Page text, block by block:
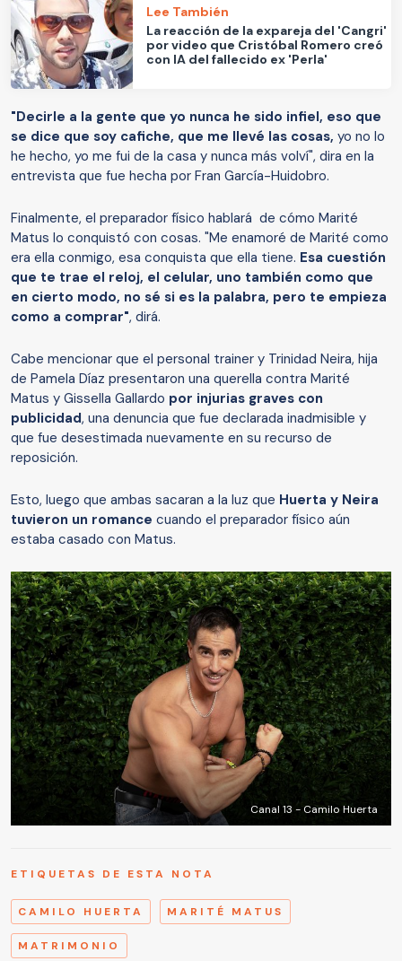
Lee También
La reacción de la expareja del 'Cangri'
por video que Cristóbal Romero creó
con IA del fallecido ex 'Perla'
"Decirle a la gente que yo nunca he sido infiel, eso que
se dice que soy cafiche, que me llevé las cosas, yo no lo
he hecho, yo me fui de la casa y nunca más volví", dira en la
entrevista que fue hecha por Fran García-Huidobro.
Finalmente, el preparador físico hablará de cómo Marité
Matus lo conquistó con cosas. "Me enamoré de Marité como
era ella conmigo, esa conquista que ella tiene. Esa cuestión
que te trae el reloj, el celular, uno también como que
en cierto modo, no sé si es la palabra, pero te empieza
como a comprar", dirá.
Cabe mencionar que el personal trainer y Trinidad Neira, hija
de Pamela Díaz presentaron una querella contra Marité
Matus y Gissella Gallardo por injurias graves con
publicidad, una denuncia que fue declarada inadmisible y
que fue desestimada nuevamente en su recurso de
reposición.
Esto, luego que ambas sacaran a la luz que Huerta y Neira
tuvieron un romance cuando el preparador físico aún
estaba casado con Matus.
Canal 13 - Camilo Huerta
ETIQUETAS DE ESTA NOTA
CAMILO HUERTA MARITÉ MATUS
MATRIMONIO